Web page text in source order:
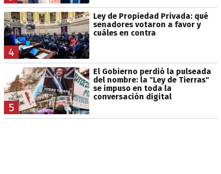
4
Ley de Propiedad Privada: qué
senadores votaron a favor y
cuáles en contra
5
El Gobierno perdió la pulseada
del nombre: la "Ley de Tierras"
se impuso en toda la
conversación digital